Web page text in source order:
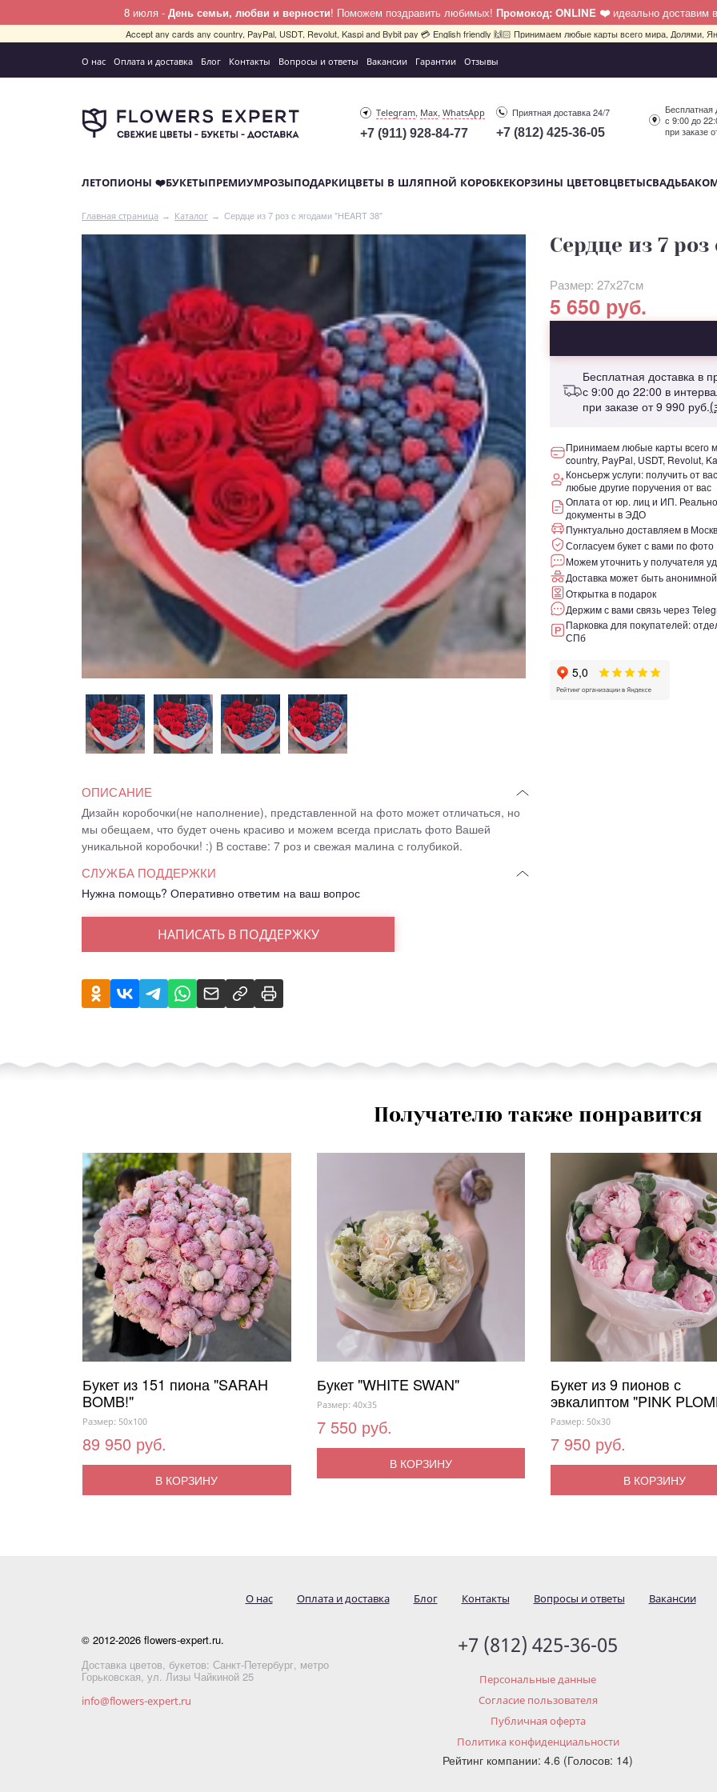
8 июля - День семьи, любви и верности! Поможем поздравить любимых! Промокод: ONLINE ❤️ идеально
Accept any cards any country, PayPal, USDT, Revolut, Kaspi and Bybit pay 💳 English friendly 🙌🏻 Принимаем любые карты всего мира, Долями,
О нас Оплата и доставка Блог Контакты Вопросы и ответы Вакансии Гарантии Отзывы
Telegram, Max,WhatsApp
+7 (911) 928-84-77
Приятная доставка 24/7
+7 (812) 425-36-05
Бесплатная
с 9:00 до
при заказе
ЛЕТОПИОНЫ ❤️БУКЕТЫПРЕМИУМРОЗЫПОДАРКИЦВЕТЫ В ШЛЯПНОЙ КОРОБКЕКОРЗИНЫ ЦВЕТОВЦВЕТЫСВАДЬБА
Главная страница Каталог Сердце из 7 роз с ягодами "HEART 38"
Сердце из 7 роз
Размер: 27х27см
5 650 руб.
Бесплатная доставка в
с 9:00 до 22:00 в
при заказе от9 990 руб.
Принимаем любые карты всего
country, PayPal, USDT, Revolut,
Консьерж услуги: получить от
любые другие поручения от вас
Оплата от юр. лиц и ИП.
документы в ЭДО
Пунктуально доставляем в
Согласуем букет с вами по фото
Можем уточнить у получателя
Доставка может быть анонимной
Открытка в подарок
Держим с вами связь через
Парковка для покупателей:
СПб
ОПИСАНИЕ
Дизайн коробочки(не наполнение), представленной на фото может отличаться, но
мы обещаем, что будет очень красиво и можем всегда прислать фото Вашей
уникальной коробочки! :) В составе: 7 роз и свежая малина с голубикой.
СЛУЖБА ПОДДЕРЖКИ
Нужна помощь? Оперативно ответим на ваш вопрос
НАПИСАТЬ В ПОДДЕРЖКУ
Получателю также понравится
Букет из 151 пиона "SARAH
BOMB!"
Размер: 50x100
89 950 руб.
В КОРЗИНУ
Букет "WHITE SWAN"
Размер: 40x35
7 550 руб.
В КОРЗИНУ
Букет из 9 пионов с
эвкалиптом "PINK
Размер: 50x30
7 950 руб.
В КОРЗИНУ
О нас Оплата и доставка Блог Контакты Вопросы и ответы Вакансии
© 2012-2026 flowers-expert.ru.
Доставка цветов, букетов: Санкт-Петербург, метро
Горьковская, ул. Лизы Чайкиной 25
info@flowers-expert.ru
+7 (812) 425-36-05
Персональные данные
Согласие пользователя
Публичная оферта
Политика конфиденциальности
Рейтинг компании: 4.6 (Голосов: 14)